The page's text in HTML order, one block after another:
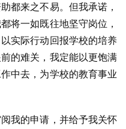
都来之不易。但我承诺，
将一如既往地坚守岗位，
实际行动回报学校的培养
的难关，我定能以更饱满
中去，为学校的教育事业
我的申请，并给予我关怀